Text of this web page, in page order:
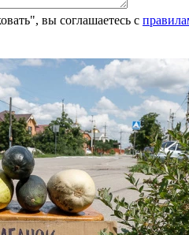
вы соглашаетесь с